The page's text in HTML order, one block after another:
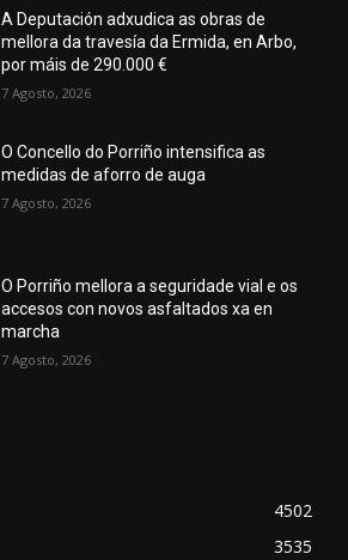
A Deputación adxudica as obras de
mellora da travesía da Ermida, en Arbo,
por máis de 290.000 €
7 Agosto, 2026
O Concello do Porriño intensifica as
medidas de aforro de auga
7 Agosto, 2026
O Porriño mellora a seguridade vial e os
accesos con novos asfaltados xa en
marcha
7 Agosto, 2026
4502
3535